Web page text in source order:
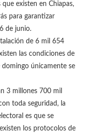
existen en Chiapas,
para garantizar
de junio.
de 6 mil 654
las condiciones de
domingo únicamente se
3 millones 700 mil
toda seguridad, la
es que se
los protocolos de